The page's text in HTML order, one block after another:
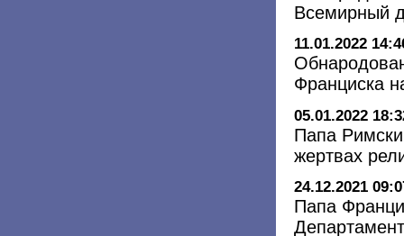
Всемирный
11.01.2022
Франциска
05.01.2022
Папа
жертвах
24.12.2021
Папа